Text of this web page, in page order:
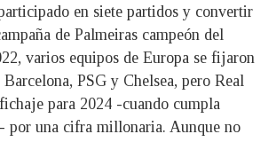
en siete partidos y convertir
de Palmeiras campeón del
varios equipos de Europa se fijaron
PSG y Chelsea, pero Real
para 2024 -cuando cumpla
por una cifra millonaria. Aunque no